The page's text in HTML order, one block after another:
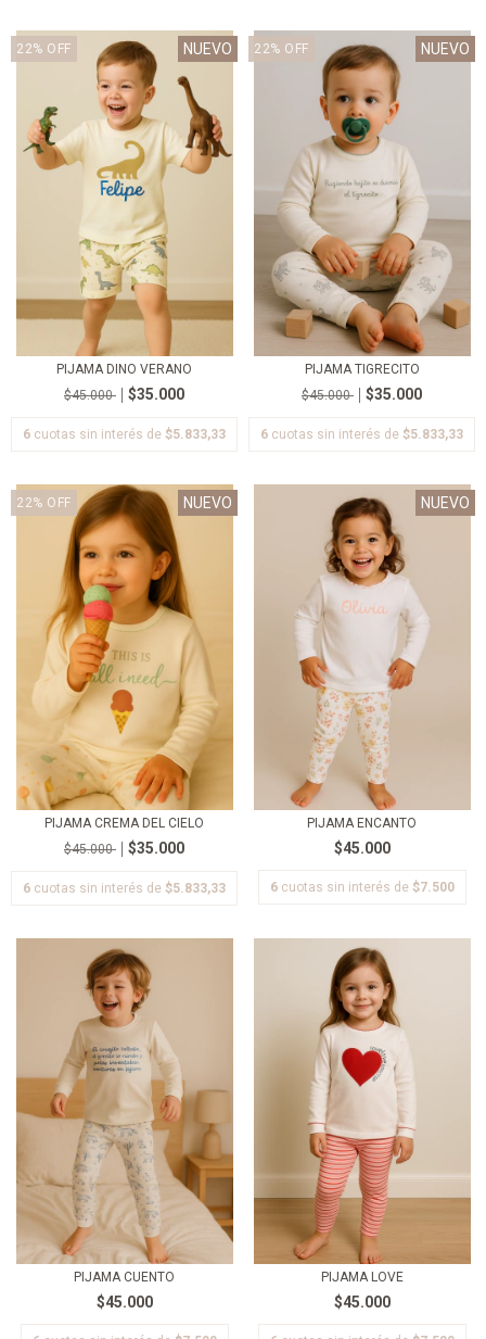
22% OFF NUEVO
PIJAMA DINO VERANO
$45.000
$35.000
6 cuotas sin interés de $5.833,33
22% OFF NUEVO
PIJAMA TIGRECITO
$45.000
$35.000
6 cuotas sin interés de $5.833,33
22% OFF NUEVO
PIJAMA CREMA DEL CIELO
$45.000
$35.000
6 cuotas sin interés de $5.833,33
NUEVO
PIJAMA ENCANTO
$45.000
6 cuotas sin interés de $7.500
PIJAMA CUENTO
$45.000
PIJAMA LOVE
$45.000